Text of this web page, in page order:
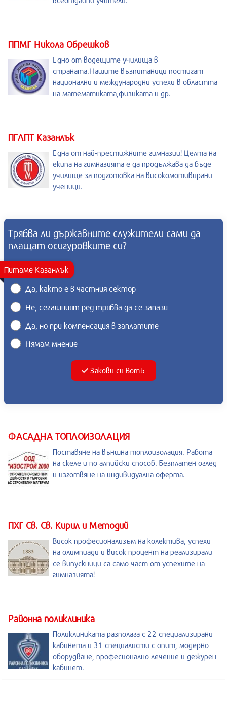
ППМГ Никола Обрешков
Едно от водещите училища в
страната.Нашите възпитаници постигат
национални и международни успехи в областта
на математиката,физиката и др.
ПГЛПТ Казанлък
Една от най-престижните гимназии! Целта на
екипа на гимназията е да продължава да бъде
училище за подготовка на високомотивирани
ученици.
Питаме Казанлък
Трябва ли държавните служители сами да
плащат осигуровките си?
Да, както е в частния сектор
Не, сегашният ред трябва да се запази
Да, но при компенсация в заплатите
Нямам мнение
Закови си ВотЪ
ФАСАДНА ТОПЛОИЗОЛАЦИЯ
Поставяне на външна топлоизолация. Работа
на скеле и по алпийски способ. Безплатен оглед
и изготвяне на индивидуална оферта.
ПХГ Св. Св. Кирил и Методий
Висок професионализъм на колектива, успехи
на олимпиади и висок процент на реализирали
се випускници са само част от успехите на
гимназията!
Районна поликлиника
Поликлиниката разполага с 22 специализирани
кабинета и 31 специалисти с опит, модерно
оборудване, професионално лечение и дежурен
кабинет.